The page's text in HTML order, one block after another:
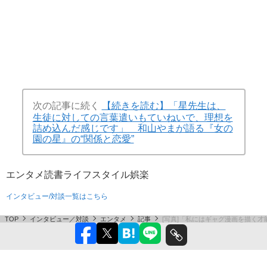
次の記事に続く
【続きを読む】「星先生は、
生徒に対しての言葉遣いもていねいで、理想を
詰め込んだ感じです」 和山やまが語る『女の
園の星』の“関係と恋愛”
エンタメ読書ライフスタイル娯楽
インタビュー/対談一覧はこちら
TOP インタビュー／対談 エンタメ 記事 [写真]「私にはギャグ漫画を描く